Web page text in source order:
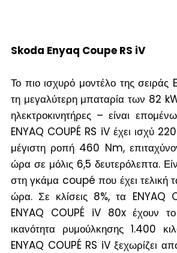
Skoda Enyaq CoupeRS iV
Το πιο ισχυρό μοντέλο της σειράς
τη μεγαλύτερη μπαταρία των 82
ηλεκτροκινητήρες – είναι
ENYAQ COUPÉ RS iV έχει ισχύ
μέγιστη ροπή 460 Nm,
ώρα σε μόλις 6,5 δευτερόλεπτα.
στη γκάμα coupé που έχει τελική
ώρα. Σε κλίσεις 8%, τα ENYAQ
ENYAQ COUPÉ iV 80x έχουν
ικανότητα ρυμούλκησης 1.400
ENYAQ COUPÉ RS iV ξεχωρίζει